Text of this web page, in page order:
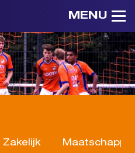
MENU
Zakelijk